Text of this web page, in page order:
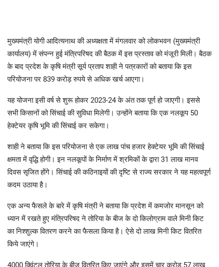
मुख्यमंत्री योगी आदित्यनाथ की अध्यक्षता में मंगलवार को लोकभवन (मुख्यमंत्री
कार्यालय) में संपन्न हुई मंत्रिपरिषद की बैठक में इस प्रस्ताव को मंजूरी मिली। बैठक
के बाद प्रदेश के कृषि मंत्री सूर्य प्रताप शाही ने पत्रकारों को बताया कि इस
परियोजना पर 839 करोड़ रुपये से अधिक खर्च आएगा।
यह योजना इसी वर्ष से शुरू होकर 2023-24 के अंत तक पूर्ण हो जाएगी। इससे
सभी किसानों को सिंचाई की सुविधा मिलेगी। उन्होंने बताया कि एक नलकूप 50
हेक्टेयर कृषि भूमि की सिंचाई कर सकेगा।
शाही ने बताया कि इस परियोजना से एक लाख पांच हजार हेक्टेयर भूमि की सिंचाई
क्षमता में वृद्धि होगी। इन नलकूपों के निर्माण में श्रमिकों के द्वारा 31 लाख मानव
दिवस सृजित होंगे। सिंचाई की कठिनाइयों की दृष्टि से राज्य सरकार ने यह महत्वपूर्ण
कदम उठाया है।
एक अन्य फैसले के बारे में कृषि मंत्री ने बताया कि प्रदेश में कमजोर मानसून को
ध्यान में रखते हुए मंत्रिपरिषद ने तोरिया के बीज के दो किलोग्राम वाले मिनी किट
का निश्शुल्क वितरण करने का फैसला किया है। ऐसे दो लाख मिनी किट वितरित
किये जाएंगे।
4000 क्विंटल तोरिया के बीज वितरित किए जाएंगे और इसमें चार करोड़ 57 लाख